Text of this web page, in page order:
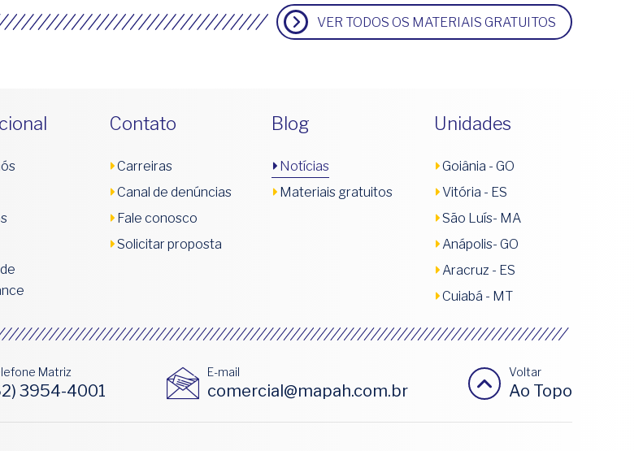
VER TODOS OS MATERIAIS GRATUITOS
Contato
Carreiras
Canal de denúncias
Fale conosco
Solicitar proposta
Blog
Notícias
Materiais gratuitos
Unidades
Goiânia - GO
Vitória - ES
São Luís- MA
Anápolis- GO
Aracruz - ES
Cuiabá - MT
Matriz
3954-4001
E-mail
comercial@mapah.com.br
Voltar
Ao Topo